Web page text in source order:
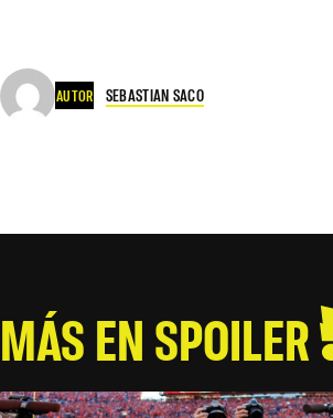
AUTOR SEBASTIAN SACO
MÁS EN SPOILER